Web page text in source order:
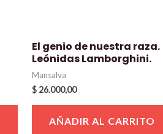
El genio de nuestra raza.
Leónidas Lamborghini.
Mansalva
$ 26.000,00
AÑADIR AL CARRITO